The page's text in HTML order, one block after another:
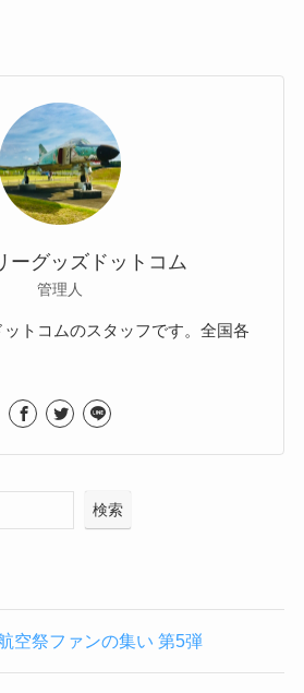
ーグッズドットコム
管理人
トコムのスタッフです。全国各
検索
空祭ファンの集い 第5弾